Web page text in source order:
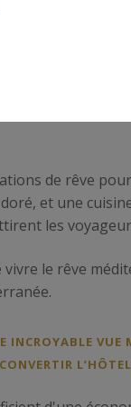
SIÈCLE
de rêve
et une
les
le rêve
VUE